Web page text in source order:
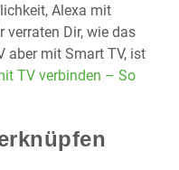
Alexa mit
verraten Dir, wie das
aber mit Smart TV, ist
TV verbinden – So